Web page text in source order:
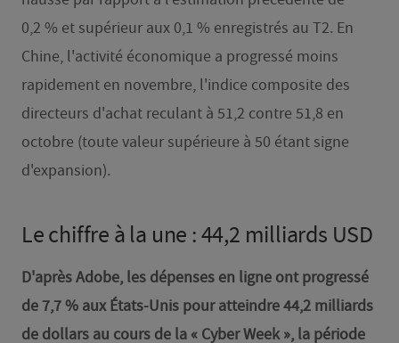
0,2 % et supérieur aux 0,1 % enregistrés au T2. En
Chine, l'activité économique a progressé moins
rapidement en novembre, l'indice composite des
directeurs d'achat reculant à 51,2 contre 51,8 en
octobre (toute valeur supérieure à 50 étant signe
d'expansion).
Le chiffre à la une : 44,2 milliards USD
D'après Adobe, les dépenses en ligne ont progressé
de 7,7 % aux États-Unis pour atteindre 44,2 milliards
de dollars au cours de la « Cyber Week », la période